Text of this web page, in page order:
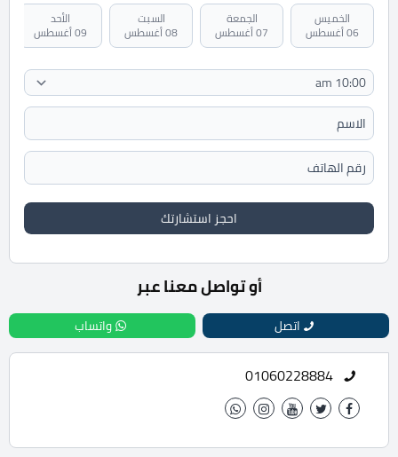
الخميس
06 أغسطس
الجمعة
07 أغسطس
السبت
08 أغسطس
الأحد
09 أغسطس
احجز استشارتك
أو تواصل معنا عبر
اتصل واتساب
01060228884